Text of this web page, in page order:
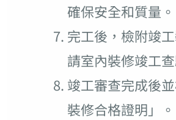
確保安全和質量。
完工後，檢附竣
請室內裝修竣工查
竣工審查完成後
裝修合格證明」。